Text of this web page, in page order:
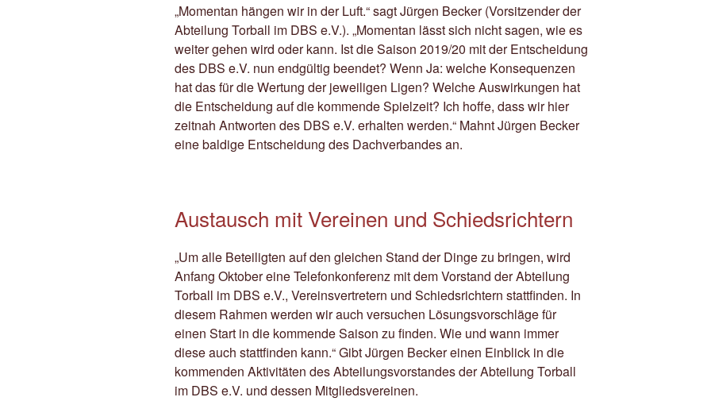
„Momentan hängen wir in der Luft.“ sagt Jürgen Becker (Vorsitzender der
Abteilung Torball im DBS e.V.). „Momentan lässt sich nicht sagen, wie es
weiter gehen wird oder kann. Ist die Saison 2019/20 mit der Entscheidung
des DBS e.V. nun endgültig beendet? Wenn Ja: welche Konsequenzen
hat das für die Wertung der jeweiligen Ligen? Welche Auswirkungen hat
die Entscheidung auf die kommende Spielzeit? Ich hoffe, dass wir hier
zeitnah Antworten des DBS e.V. erhalten werden.“ Mahnt Jürgen Becker
eine baldige Entscheidung des Dachverbandes an.
Austausch mit Vereinen und Schiedsrichtern
„Um alle Beteiligten auf den gleichen Stand der Dinge zu bringen, wird
Anfang Oktober eine Telefonkonferenz mit dem Vorstand der Abteilung
Torball im DBS e.V., Vereinsvertretern und Schiedsrichtern stattfinden. In
diesem Rahmen werden wir auch versuchen Lösungsvorschläge für
einen Start in die kommende Saison zu finden. Wie und wann immer
diese auch stattfinden kann.“ Gibt Jürgen Becker einen Einblick in die
kommenden Aktivitäten des Abteilungsvorstandes der Abteilung Torball
im DBS e.V. und dessen Mitgliedsvereinen.